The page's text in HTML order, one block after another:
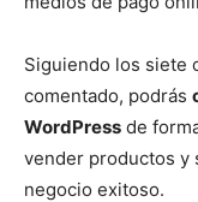
Siguiendo los siete
comentado, podrás
WordPress de
vender productos y
negocio exitoso.